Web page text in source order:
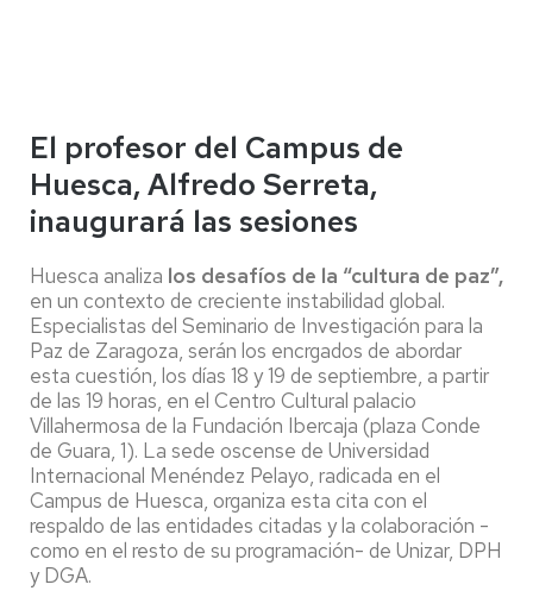
El profesor del Campus de
Huesca, Alfredo Serreta,
inaugurará las sesiones
Huesca analiza los desafíos de la “cultura de paz”,
en un contexto de creciente instabilidad global.
Especialistas del Seminario de Investigación para la
Paz de Zaragoza, serán los encrgados de abordar
esta cuestión, los días 18 y 19 de septiembre, a partir
de las 19 horas, en el Centro Cultural palacio
Villahermosa de la Fundación Ibercaja (plaza Conde
de Guara, 1). La sede oscense de Universidad
Internacional Menéndez Pelayo, radicada en el
Campus de Huesca, organiza esta cita con el
respaldo de las entidades citadas y la colaboración -
como en el resto de su programación- de Unizar, DPH
y DGA.